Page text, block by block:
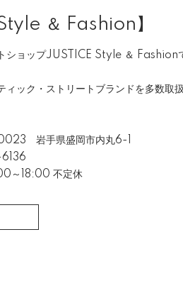
＆ Fashion】
ショップJUSTICE Style ＆ Fashion
ィック・ストリートブランドを多数取
岩手県盛岡市内丸6-1
～18:00 不定休